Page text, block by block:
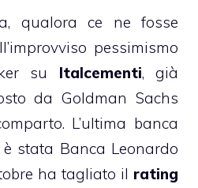
qualora ce ne fosse
pessimismo
su Italcementi, già
da Goldman Sachs
L’ultima banca
stata Banca Leonardo
ha tagliato il rating